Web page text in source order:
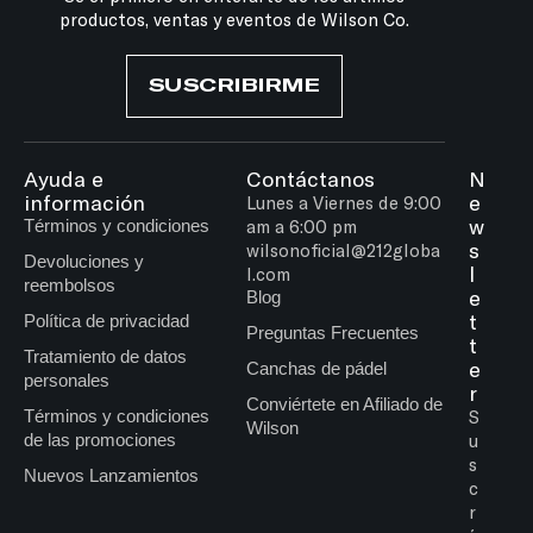
productos, ventas y eventos de Wilson Co.
SUSCRIBIRME
Ayuda e
información
Términos y condiciones
Devoluciones y
reembolsos
Política de privacidad
Tratamiento de datos
personales
Términos y condiciones
de las promociones
Nuevos Lanzamientos
Contáctanos
Lunes a Viernes de 9:00
am a 6:00 pm
wilsonoficial@212globa
l.com
Blog
Preguntas Frecuentes
Canchas de pádel
Conviértete en Afiliado de
Wilson
N
e
w
s
l
e
t
t
e
r
S
u
s
c
r